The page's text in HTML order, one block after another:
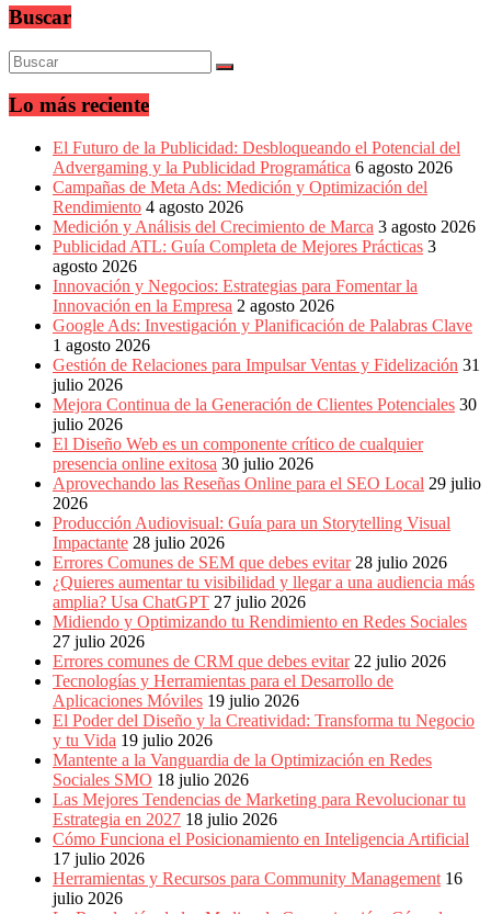
Latina
|
Una
mirada
estratégica
y
Marketing
LATAM
Bitácora
Mercadeo
Interactivo,
Medios,
Publicidad,
Marketing,
Campañas
Publicitarias,
Agencias,
Empresas,
Negocios,
Tendencias,
Trendings,
Dinero,
Economía,
Diseño
Móviles,
Estrategias
Digitales,
Estrategias
Publicitarias,
Alianzas,
Clientes,
Innovación,
Tecnología,
Noticias,
Artículos,
Gente,
Contenidos
Calidad,
Buscar
Lo más reciente
El Futuro de la Publicidad: Desbloqueando el Potencial del
Advergaming y la Publicidad Programática 6 agosto 2026
Campañas de Meta Ads: Medición y Optimización del
Rendimiento 4 agosto 2026
Medición y Análisis del Crecimiento de Marca 3 agosto 2026
Publicidad ATL: Guía Completa de Mejores Prácticas 3
agosto 2026
Innovación y Negocios: Estrategias para Fomentar la
Innovación en la Empresa 2 agosto 2026
Google Ads: Investigación y Planificación de Palabras Clave
1 agosto 2026
Gestión de Relaciones para Impulsar Ventas y Fidelización 31
julio 2026
Mejora Continua de la Generación de Clientes Potenciales 30
julio 2026
El Diseño Web es un componente crítico de cualquier
presencia online exitosa 30 julio 2026
Aprovechando las Reseñas Online para el SEO Local 29 julio
2026
Producción Audiovisual: Guía para un Storytelling Visual
Impactante 28 julio 2026
Errores Comunes de SEM que debes evitar 28 julio 2026
¿Quieres aumentar tu visibilidad y llegar a una audiencia más
amplia? Usa ChatGPT 27 julio 2026
Midiendo y Optimizando tu Rendimiento en Redes Sociales
27 julio 2026
Errores comunes de CRM que debes evitar 22 julio 2026
Tecnologías y Herramientas para el Desarrollo de
Aplicaciones Móviles 19 julio 2026
El Poder del Diseño y la Creatividad: Transforma tu Negocio
y tu Vida 19 julio 2026
Mantente a la Vanguardia de la Optimización en Redes
Sociales SMO 18 julio 2026
Las Mejores Tendencias de Marketing para Revolucionar tu
Estrategia en 2027 18 julio 2026
Cómo Funciona el Posicionamiento en Inteligencia Artificial
17 julio 2026
Herramientas y Recursos para Community Management 16
julio 2026